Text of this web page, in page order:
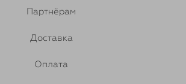
Партнёрам
Доставка
Оплата